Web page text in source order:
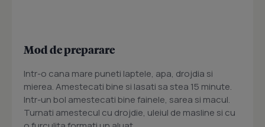
Mod de preparare
Intr-o cana mare puneti laptele, apa, drojdia si
mierea. Amestecati bine si lasati sa stea 15 minute.
Intr-un bol amestecati bine fainele, sarea si macul.
Turnati amestecul cu drojdie, uleiul de masline si cu